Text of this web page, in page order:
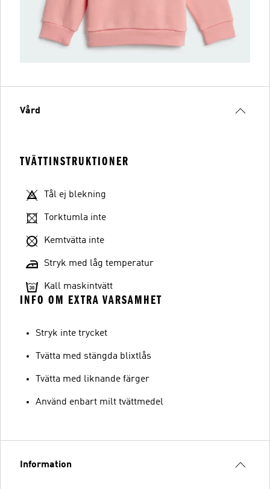
Vård
TVÄTTINSTRUKTIONER
Tål ej blekning
Torktumla inte
Kemtvätta inte
Stryk med låg temperatur
Kall maskintvätt
INFO OM EXTRA VARSAMHET
Stryk inte trycket
Tvätta med stängda blixtlås
Tvätta med liknande färger
Använd enbart milt tvättmedel
Information